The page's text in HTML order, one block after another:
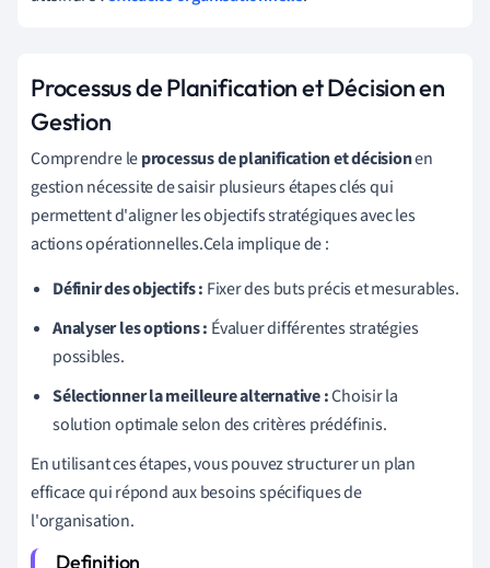
Processus de Planification et Décision en
Gestion
Comprendre leprocessus de planification et décisionen
gestion nécessite de saisir plusieurs étapes clés qui
permettent d'aligner les objectifs stratégiques avec les
actions opérationnelles.Cela implique de :
Définir des objectifs : Fixer des buts précis et mesurables.
Analyser les options : Évaluer différentes stratégies
possibles.
Sélectionner la meilleure alternative :Choisir la
solution optimale selon des critères prédéfinis.
En utilisant ces étapes, vous pouvez structurer un plan
efficace qui répond aux besoins spécifiques de
l'organisation.